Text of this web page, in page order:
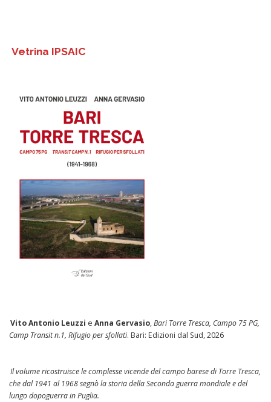
Vetrina IPSAIC
Vito Antonio Leuzzi eAnna Gervasio,Bari Torre Tresca, Campo 75 PG,
Camp Transit n.1, Rifugio per sfollati. Bari: Edizioni dal Sud, 2026
Il volume ricostruisce le complesse vicende del campo barese di Torre Tresca,
che dal 1941 al 1968 segnò la storia della Seconda guerra mondiale e del
lungo dopoguerra in Puglia.